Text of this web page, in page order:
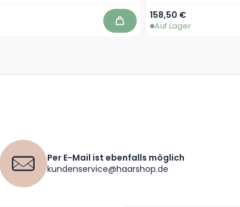
In den Warenkorb
158,50 €
Auf Lager
Per E-Mail ist ebenfalls möglich
kundenservice@haarshop.de